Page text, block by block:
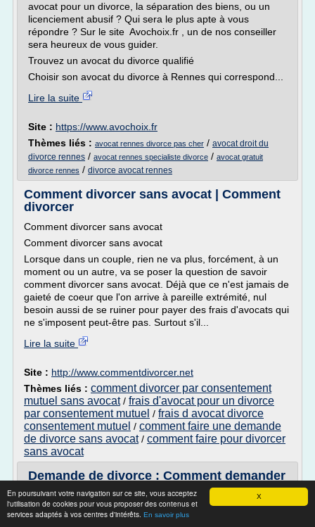
X
En poursuivant votre navigation sur ce site, vous acceptez
l'utilisation de cookies pour vous proposer des contenus et
services adaptés à vos centres d'intérêts. En savoir plus
avocat pour un divorce, la séparation des biens, ou un
licenciement abusif ? Qui sera le plus apte à vous
répondre ? Sur le site Avochoix.fr , un de nos conseiller
sera heureux de vous guider.
Trouvez un avocat du divorce qualifié
Choisir son avocat du divorce à Rennes qui correspond...
Lire la suite
Site : https://www.avochoix.fr
Thèmes liés : avocat rennes divorce pas cher / avocat droit du
divorce rennes / avocat rennes specialiste divorce / avocat gratuit
divorce rennes / divorce avocat rennes
Comment divorcer sans avocat | Comment
divorcer
Comment divorcer sans avocat
Comment divorcer sans avocat
Lorsque dans un couple, rien ne va plus, forcément, à un
moment ou un autre, va se poser la question de savoir
comment divorcer sans avocat. Déjà que ce n'est jamais de
gaieté de coeur que l'on arrive à pareille extrémité, nul
besoin aussi de se ruiner pour payer des frais d'avocats qui
ne s'imposent peut-être pas. Surtout s'il...
Lire la suite
Site : http://www.commentdivorcer.net
Thèmes liés : comment divorcer par consentement
mutuel sans avocat/ frais d'avocat pour un divorce
par consentement mutuel / frais d avocat divorce
consentement mutuel / comment faire une demande
de divorce sans avocat/ comment faire pour divorcer
sans avocat
Demande de divorce : Comment demander
le divorce
Demande de divorce : Comment demander le divorce ?